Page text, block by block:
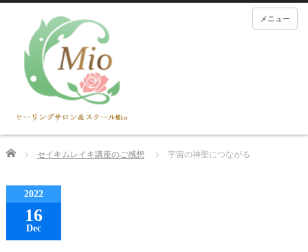
メニュー
Home セイキムレイキ講座のご感想 宇宙の神聖につながる
2022
16
Dec